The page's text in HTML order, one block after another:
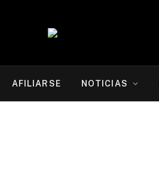
AFILIARSE NOTICIAS